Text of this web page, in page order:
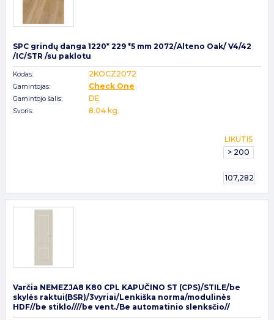
SPC grindų danga 1220* 229 *5 mm 2072/Alteno Oak/ V4/42
/IC/STR /su paklotu
Kodas: 2KOCZ2072
Gamintojas: Check One
Gamintojo šalis: DE
Svoris: 8.04 kg.
LIKUTIS
> 200
107,282
Varčia NEMEZJA8 K80 CPL KAPUČINO ST (CPS)/STILE/be
skylės raktui(BSR)/3vyriai/Lenkiška norma/modulinės
HDF//be stiklo////be vent./Be automatinio slenksčio//